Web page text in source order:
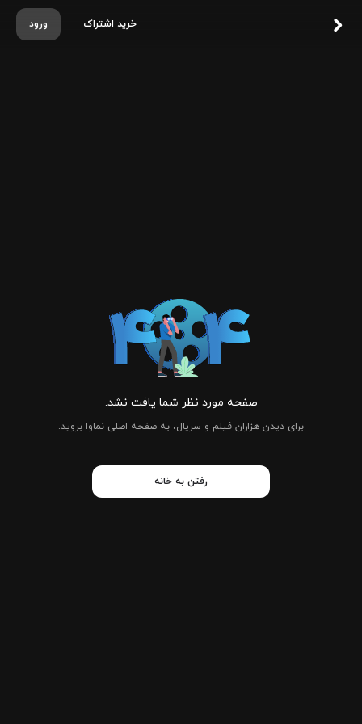
ورود خرید اشتراک
صفحه مورد نظر شما یافت نشد.
برای دیدن هزاران فیلم و سریال، به صفحه اصلی نماوا بروید.
رفتن به خانه